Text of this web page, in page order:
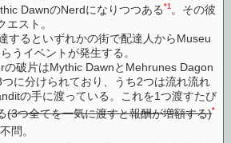
DawnのNerdになりつつある*1 。その彼
エスト。
するといずれかの街で配達人からMuseu
うイベントが発生する。
の破片はMythic DawnとMehrunes Dagon
に分けられており、うち2つは流れ流れ
の手に渡っている。これを1つ渡すたび
(3つ全てを一気に渡すと報酬が増額する)*
問。